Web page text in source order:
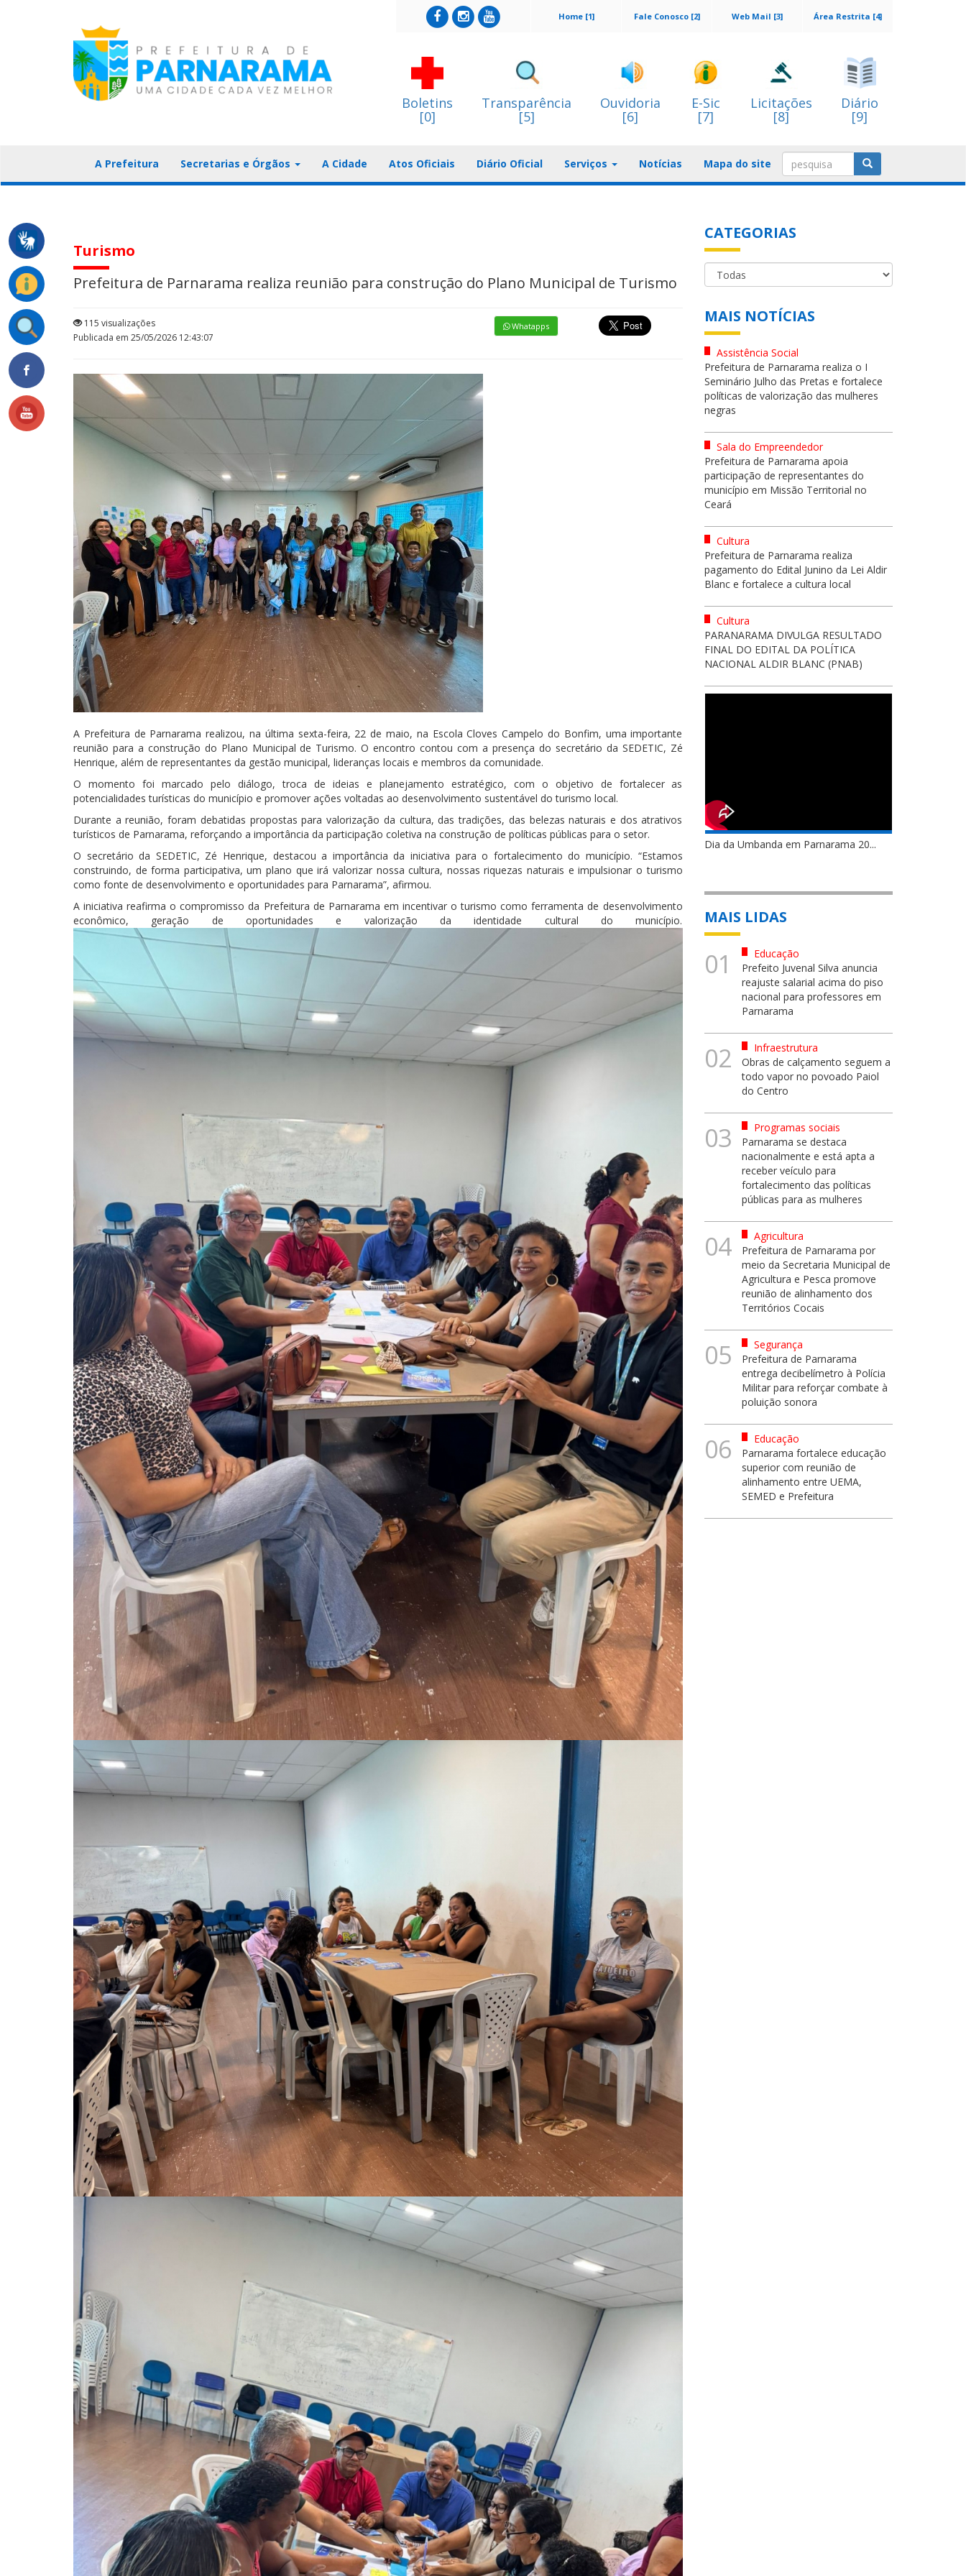
Área Restrita [4]
Web Mail [3]
Fale Conosco [2]
Home [1]
Boletins
[0]
Transparência
[5]
Ouvidoria
[6]
E-Sic
[7]
Licitações
[8]
Diário
[9]
A Prefeitura Secretarias e Órgãos A Cidade Atos Oficiais Diário Oficial Serviços Notícias Mapa do site
Turismo
Prefeitura de Parnarama realiza reunião para construção do Plano Municipal de Turismo
115 visualizações
Publicada em 25/05/2026 12:43:07
Whatapps
A Prefeitura de Parnarama realizou, na última sexta-feira, 22 de maio, na Escola Cloves Campelo do Bonfim, uma importante
reunião para a construção do Plano Municipal de Turismo. O encontro contou com a presença do secretário da SEDETIC, Zé
Henrique, além de representantes da gestão municipal, lideranças locais e membros da comunidade.
O momento foi marcado pelo diálogo, troca de ideias e planejamento estratégico, com o objetivo de fortalecer as
potencialidades turísticas do município e promover ações voltadas ao desenvolvimento sustentável do turismo local.
Durante a reunião, foram debatidas propostas para valorização da cultura, das tradições, das belezas naturais e dos atrativos
turísticos de Parnarama, reforçando a importância da participação coletiva na construção de políticas públicas para o setor.
O secretário da SEDETIC, Zé Henrique, destacou a importância da iniciativa para o fortalecimento do município. “Estamos
construindo, de forma participativa, um plano que irá valorizar nossa cultura, nossas riquezas naturais e impulsionar o turismo
como fonte de desenvolvimento e oportunidades para Parnarama”, afirmou.
A iniciativa reafirma o compromisso da Prefeitura de Parnarama em incentivar o turismo como ferramenta de desenvolvimento
econômico, geração de oportunidades e valorização da identidade cultural do município.
CATEGORIAS
MAIS NOTÍCIAS
Assistência Social
Prefeitura de Parnarama realiza o I
Seminário Julho das Pretas e fortalece
políticas de valorização das mulheres
negras
Sala do Empreendedor
Prefeitura de Parnarama apoia
participação de representantes do
município em Missão Territorial no
Ceará
Cultura
Prefeitura de Parnarama realiza
pagamento do Edital Junino da Lei Aldir
Blanc e fortalece a cultura local
Cultura
PARANARAMA DIVULGA RESULTADO
FINAL DO EDITAL DA POLÍTICA
NACIONAL ALDIR BLANC (PNAB)
Dia da Umbanda em Parnarama 20...
MAIS LIDAS
01
Educação
Prefeito Juvenal Silva anuncia
reajuste salarial acima do piso
nacional para professores em
Parnarama
02
Infraestrutura
Obras de calçamento seguem a
todo vapor no povoado Paiol
do Centro
03
Programas sociais
Parnarama se destaca
nacionalmente e está apta a
receber veículo para
fortalecimento das políticas
públicas para as mulheres
04
Agricultura
Prefeitura de Parnarama por
meio da Secretaria Municipal de
Agricultura e Pesca promove
reunião de alinhamento dos
Territórios Cocais
05
Segurança
Prefeitura de Parnarama
entrega decibelímetro à Polícia
Militar para reforçar combate à
poluição sonora
06
Educação
Parnarama fortalece educação
superior com reunião de
alinhamento entre UEMA,
SEMED e Prefeitura